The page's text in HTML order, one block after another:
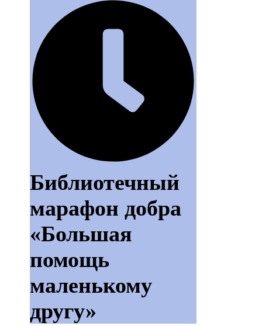
Библиотечный
марафон добра
«Большая
помощь
маленькому
другу»